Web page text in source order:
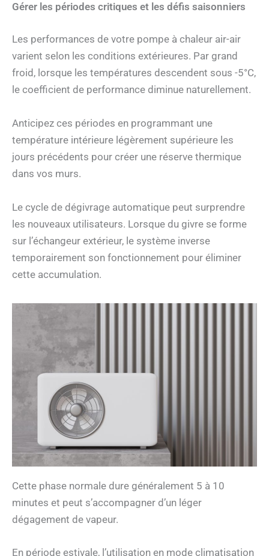
Gérer les périodes critiques et les défis saisonniers
Les performances de votre pompe à chaleur air-air
varient selon les conditions extérieures. Par grand
froid, lorsque les températures descendent sous -5°C,
le coefficient de performance diminue naturellement.
Anticipez ces périodes en programmant une
température intérieure légèrement supérieure les
jours précédents pour créer une réserve thermique
dans vos murs.
Le cycle de dégivrage automatique peut surprendre
les nouveaux utilisateurs. Lorsque du givre se forme
sur l’échangeur extérieur, le système inverse
temporairement son fonctionnement pour éliminer
cette accumulation.
Cette phase normale dure généralement 5 à 10
minutes et peut s’accompagner d’un léger
dégagement de vapeur.
En période estivale, l’utilisation en mode climatisation